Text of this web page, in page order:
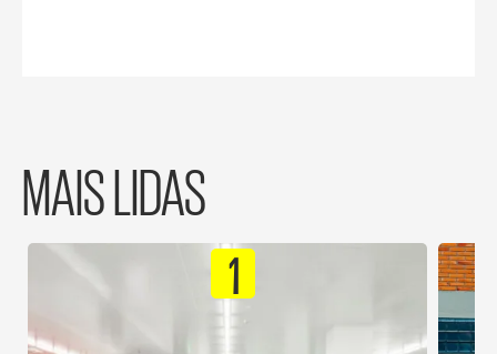
MAIS LIDAS
1